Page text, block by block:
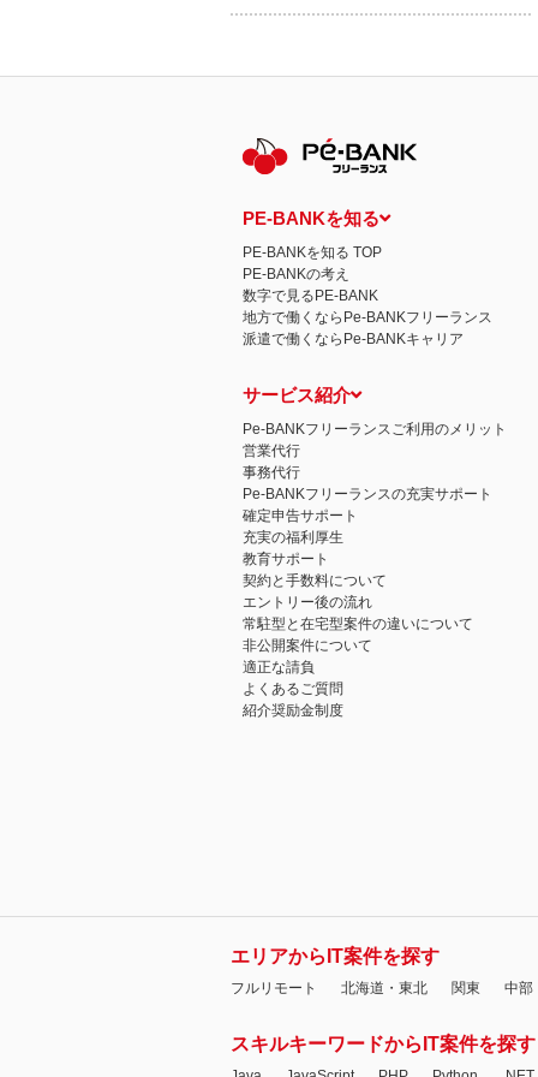
PE-BANKを知る
PE-BANKを知る TOP
PE-BANKの考え
数字で見るPE-BANK
地方で働くならPe-BANKフリーランス
派遣で働くならPe-BANKキャリア
サービス紹介
Pe-BANKフリーランスご利用のメリット
営業代行
事務代行
Pe-BANKフリーランスの充実サポート
確定申告サポート
充実の福利厚生
教育サポート
契約と手数料について
エントリー後の流れ
常駐型と在宅型案件の違いについて
非公開案件について
適正な請負
よくあるご質問
紹介奨励金制度
エリアからIT案件を探す
フルリモート 北海道・東北 関東 中部
スキルキーワードからIT案件を探す